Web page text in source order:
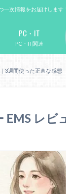
次情報をお届けします！
PC・IT関連
PC・IT
3週間使った正直な感想
レビ